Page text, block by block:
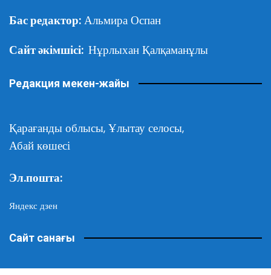
Бас редактор: Альмира Оспан
Сайт әкімшісі: Нұрлыхан Қалқаманұлы
Редакция мекен-жайы
Қарағанды облысы, Ұлытау селосы,
Абай көшесі
Эл.пошта:
Яндекс дзен
Сайт санағы